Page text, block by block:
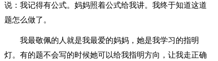
说：我记得有公式。妈妈照着公式给我讲。我终于知道这道
题怎么做了。
我最敬佩的人就是我最爱的妈妈，她是我学习的指明
灯。有的题不会写的时候她可以给我指明方向，让我走正确